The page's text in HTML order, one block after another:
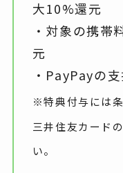
大10%還元
・対象の携帯
元
・PayPayの
※特典付与には
三井住友カード
い。